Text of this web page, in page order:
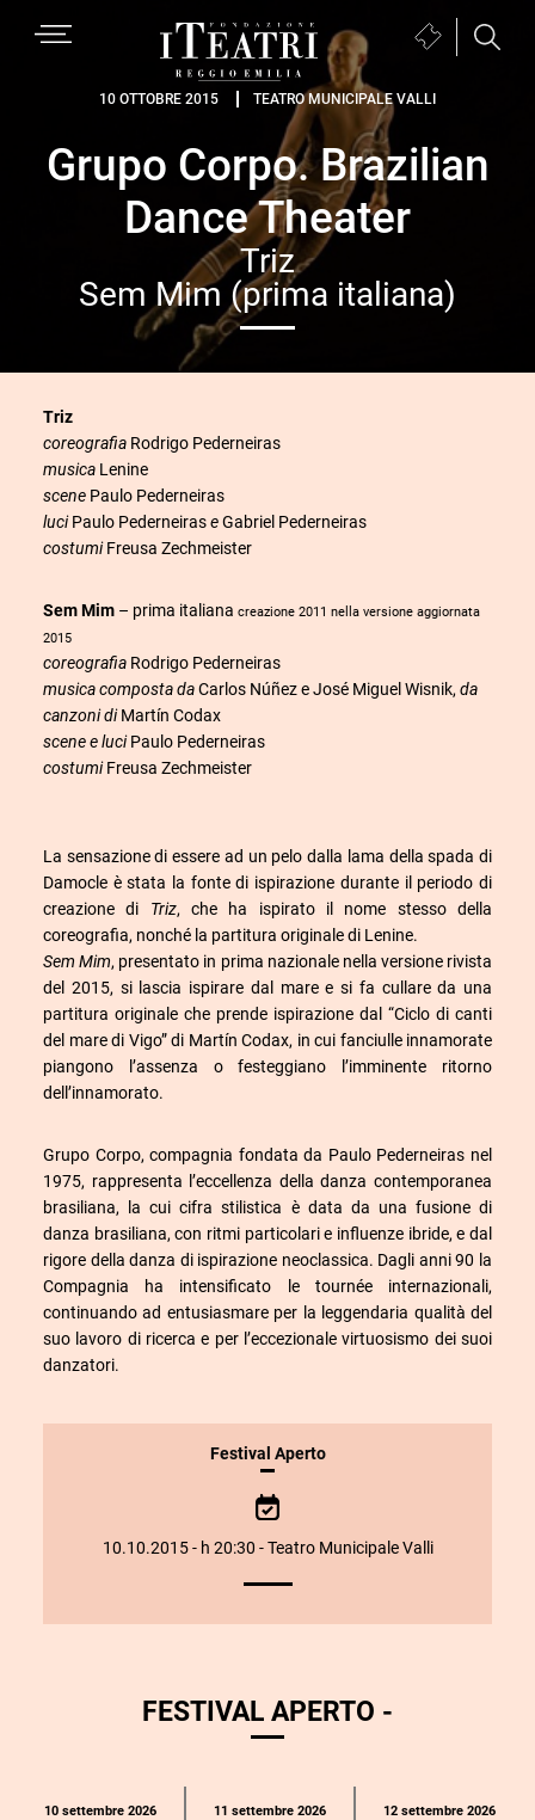
Fondazione
Teatri
Emilia
Biglietteria
una
10 OTTOBRE 2015 TEATRO MUNICIPALE VALLI
Grupo Corpo. Brazilian
Dance Theater
Triz
Sem Mim (prima italiana)
Triz
coreografia Rodrigo Pederneiras
musica Lenine
scene Paulo Pederneiras
luciPaulo PederneiraseGabriel Pederneiras
costumiFreusa Zechmeister
Sem Mim – prima italiana creazione 2011 nella versione aggiornata
2015
coreografia Rodrigo Pederneiras
musica composta daCarlos Núñez e José Miguel Wisnik, da
canzoni diMartín Codax
scene e luciPaulo Pederneiras
costumiFreusa Zechmeister
La sensazione di essere ad un pelo dalla lama della spada di
Damocle è stata la fonte di ispirazione durante il periodo di
creazione di Triz, che ha ispirato il nome stesso della
coreografia, nonché la partitura originale di Lenine.
Sem Mim, presentato in prima nazionale nella versione rivista
del 2015, si lascia ispirare dal mare e si fa cullare da una
partitura originale che prende ispirazione dal “Ciclo di canti
del mare di Vigo” di Martín Codax, in cui fanciulle innamorate
piangono l’assenza o festeggiano l’imminente ritorno
dell’innamorato.
Grupo Corpo, compagnia fondata da Paulo Pederneiras nel
1975, rappresenta l’eccellenza della danza contemporanea
brasiliana, la cui cifra stilistica è data da una fusione di
danza brasiliana, con ritmi particolari e influenze ibride, e dal
rigore della danza di ispirazione neoclassica. Dagli anni 90 la
Compagnia ha intensificato le tournée internazionali,
continuando ad entusiasmare per la leggendaria qualità del
suo lavoro di ricerca e per l’eccezionale virtuosismo dei suoi
danzatori.
INFORMAZIONIFestival Aperto
10.10.2015 - h 20:30 - Teatro Municipale Valli
FESTIVAL APERTO -
10 settembre 2026 11 settembre 2026 12 settembre 2026